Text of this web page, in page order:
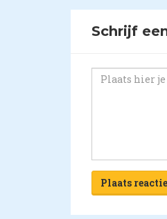
Schrijf
Plaats reactie